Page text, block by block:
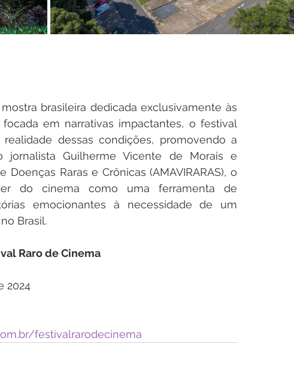
brasileira dedicada exclusivamente às
em narrativas impactantes, o festival
dessas condições, promovendo a
jornalista Guilherme Vicente de Morais e
Raras e Crônicas (AMAVIRARAS), o
do cinema como uma ferramenta de
emocionantes à necessidade de um
Brasil.
Raro de Cinema
2024
festivalrarodecinema